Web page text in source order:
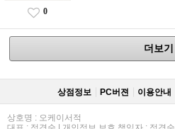
0
더보기
상점정보 PC버젼 이용안내
상호명 : 오케이서적